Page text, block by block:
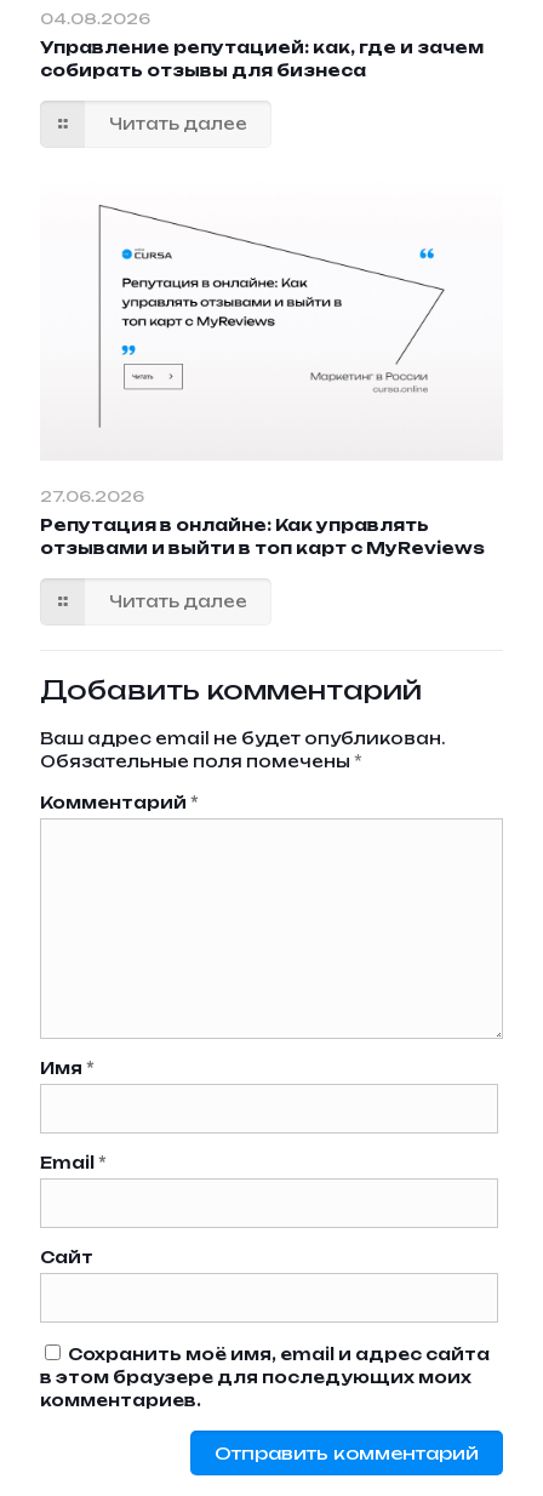
04.08.2026
Управление репутацией: как, где и зачем
собирать отзывы для бизнеса
Читать далее
27.06.2026
Репутация в онлайне: Как управлять
отзывами и выйти в топ карт с MyReviews
Читать далее
Добавить комментарий
Ваш адрес email не будет опубликован.
Обязательные поля помечены *
Комментарий *
Имя *
Email *
Сайт
Сохранить моё имя, email и адрес сайта
в этом браузере для последующих моих
комментариев.